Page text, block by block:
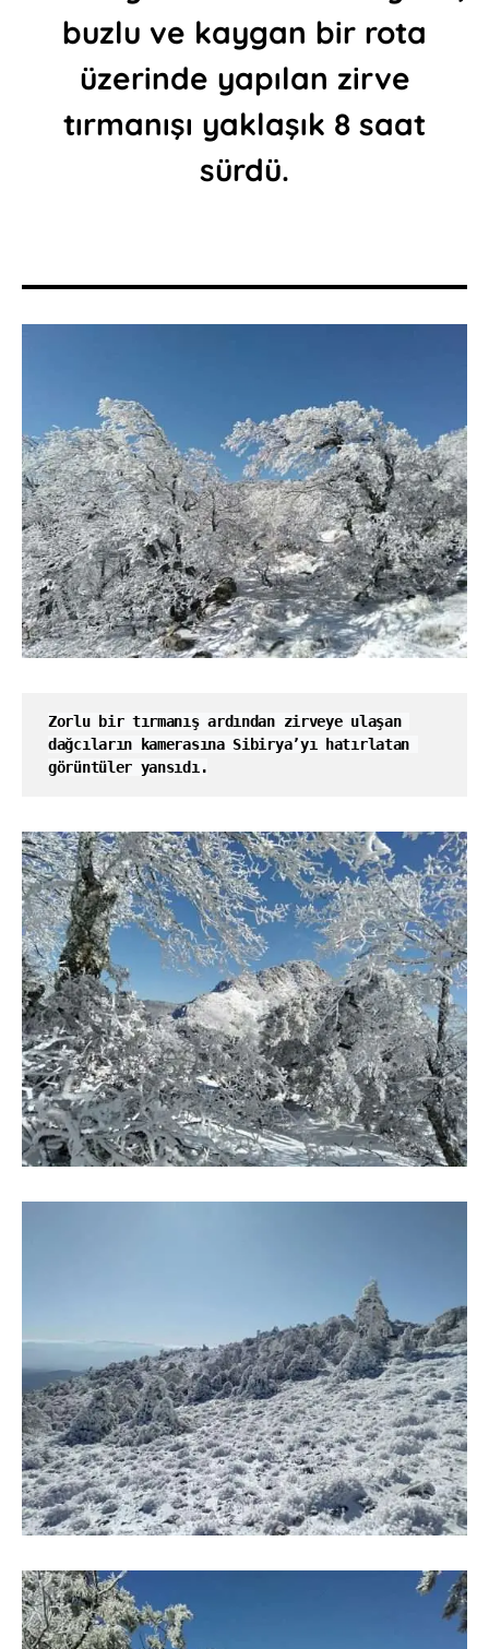
buzlu ve kaygan bir rota
üzerinde yapılan zirve
tırmanışı yaklaşık 8 saat
sürdü.
Zorlu bir tırmanış ardından zirveye ulaşan
dağcıların kamerasına Sibirya’yı hatırlatan
görüntüler yansıdı.